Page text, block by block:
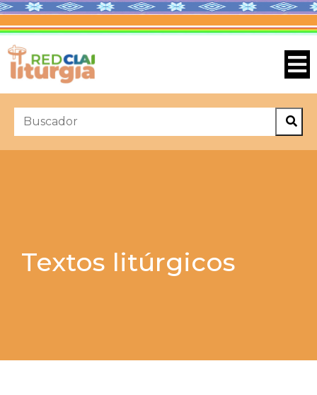
Textos litúrgicos